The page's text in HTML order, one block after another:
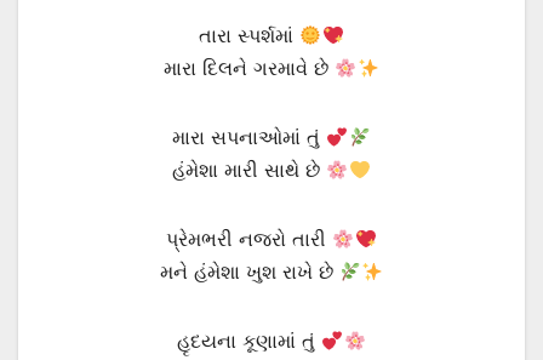
તારા સ્પર્શમાં
મારા દિલને ગરમાવે છે
મારા સપનાઓમાં તું
હંમેશા મારી સાથે છે
પ્રેમભરી નજરો તારી
મને હંમેશા ખુશ રાખે છે
હૃદયના કૂણામાં તું